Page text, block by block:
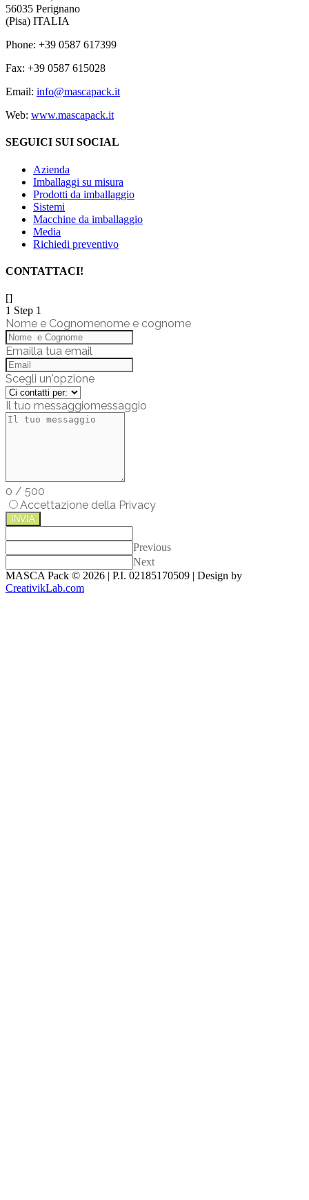
56035 Perignano
(Pisa) ITALIA
Phone: +39 0587 617399
Fax: +39 0587 615028
Email: info@mascapack.it
Web: www.mascapack.it
SEGUICI SUI SOCIAL
Azienda
Imballaggi su misura
Prodotti da imballaggio
Sistemi
Macchine da imballaggio
Media
Richiedi preventivo
CONTATTACI!
[]
1 Step 1
Nome e Cognomenome e cognome
Emailla tua email
Scegli un'opzione
Il tuo messaggiomessaggio
0 / 500
Accettazione della Privacy
INVIA
Previous
Next
MASCA Pack © 2026 | P.I. 02185170509 | Design by
CreativikLab.com